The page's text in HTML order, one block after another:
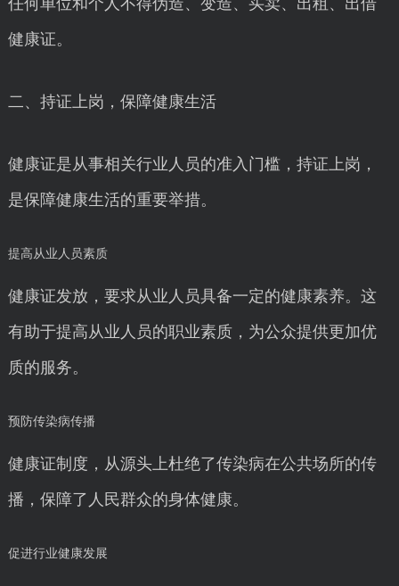
任何单位和个人不得伪造、变造、买卖、出租、出借
健康证。
二、持证上岗，保障健康生活
健康证是从事相关行业人员的准入门槛，持证上岗，
是保障健康生活的重要举措。
提高从业人员素质
健康证发放，要求从业人员具备一定的健康素养。这
有助于提高从业人员的职业素质，为公众提供更加优
质的服务。
预防传染病传播
健康证制度，从源头上杜绝了传染病在公共场所的传
播，保障了人民群众的身体健康。
促进行业健康发展